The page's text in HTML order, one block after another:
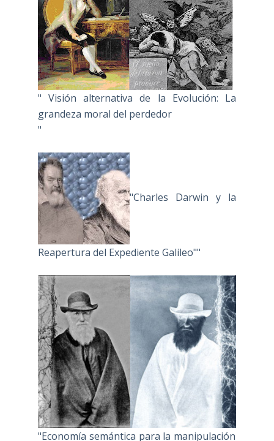
" Visión alternativa de la Evolución: La
grandeza moral del perdedor
"
"Charles Darwin y la
Reapertura del Expediente Galileo""
"Economía semántica para la manipulación